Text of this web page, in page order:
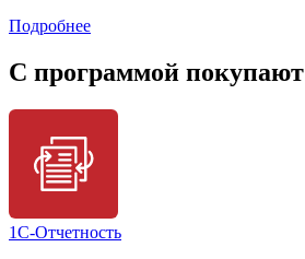
Подробнее
C программой покупают
1С-Отчетность